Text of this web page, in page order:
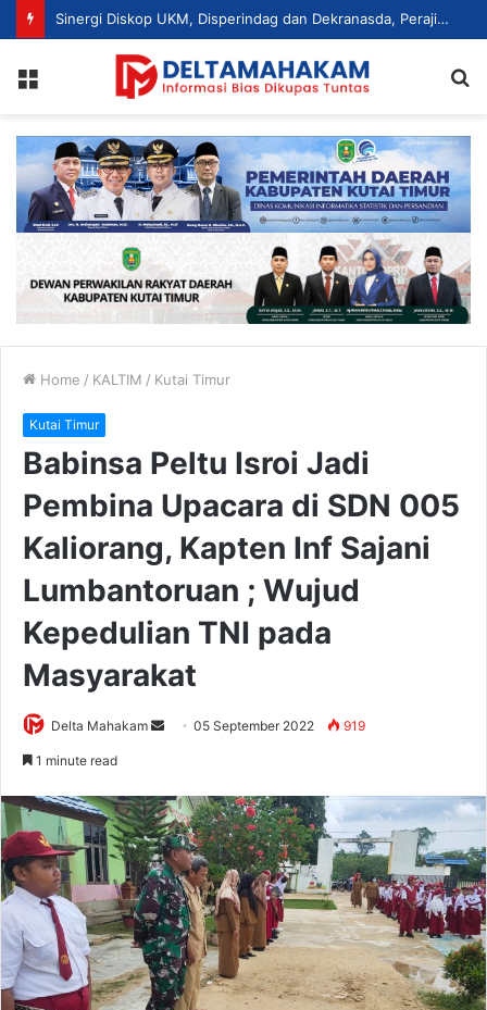
Dorong Hilirisasi Produk Lokal, Diskop UKM Kutim Gandeng Lintas OPD Perkuat Daya Saing UMKM
Home / KALTIM / Kutai Timur
Kutai Timur
Babinsa Peltu Isroi Jadi
Pembina Upacara di SDN 005
Kaliorang, Kapten Inf Sajani
Lumbantoruan ; Wujud
Kepedulian TNI pada
Masyarakat
Delta Mahakam
d
a
n
e
m
a
i
l
05 September 2022 919
1 minute read